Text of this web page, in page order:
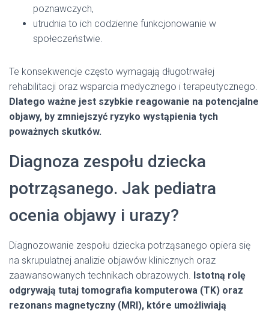
poznawczych,
utrudnia to ich codzienne funkcjonowanie w
społeczeństwie.
Te konsekwencje często wymagają długotrwałej
rehabilitacji oraz wsparcia medycznego i terapeutycznego.
Dlatego ważne jest szybkie reagowanie na potencjalne
objawy, by zmniejszyć ryzyko wystąpienia tych
poważnych skutków.
Diagnoza zespołu dziecka
potrząsanego. Jak pediatra
ocenia objawy i urazy?
Diagnozowanie zespołu dziecka potrząsanego opiera się
na skrupulatnej analizie objawów klinicznych oraz
zaawansowanych technikach obrazowych. Istotną rolę
odgrywają tutaj tomografia komputerowa (TK) oraz
rezonans magnetyczny (MRI), które umożliwiają